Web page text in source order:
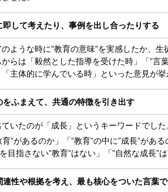
して考えたり、事例を出し合ったりする
ような時に”教育の意味”を実感したか、生
らは「毅然とした指導を受けた時」「”言
主体的に学んでいる時」といった意見が挙
ふまえて、共通の特徴を引き出す
いたのが「成長」というキーワードでし
”があるのか」「”教育”の中に”成長”があ
目指さない”教育”はない」「”自然な成長”
性や根拠を考え、最も核心をついた言葉